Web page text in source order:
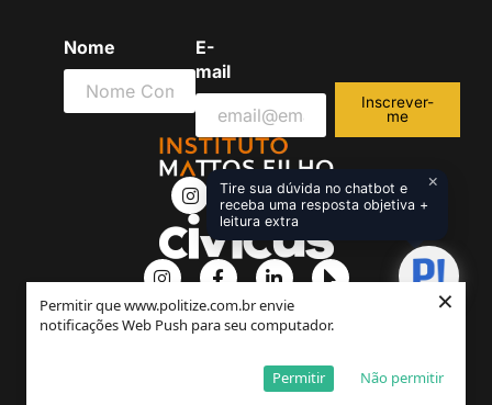
Permitir que www.politize.com.br envie
notificações Web Push para seu computador.
Não permitir
Permitir
×
Nome (obrigatório)E-
mail
Inscrever-
me
I
n
s
a
g
r
a
m
L
i
n
k
e
d
i
n
-
M
o
s
e
-
i
t
e
I
n
s
t
F
a
c
e
L
i
n
k
d
i
n
M
o
s
-
o
in
pointer
p
Tire sua dúvida no chatbot e
receba uma resposta objetiva +
leitura extra
×